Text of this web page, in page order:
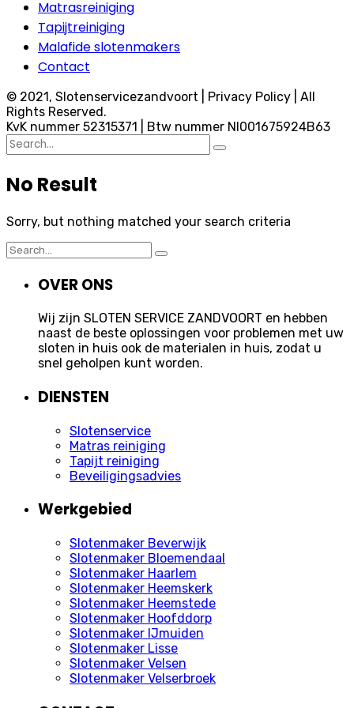
Matrasreiniging
Tapijtreiniging
Malafide slotenmakers
Contact
© 2021, Slotenservicezandvoort | Privacy Policy | All
Rights Reserved.
KvK nummer 52315371 | Btw nummer Nl001675924B63
Search
for:
No Result
Sorry, but nothing matched your search criteria
Search
for:
OVER ONS
Wij zijn SLOTEN SERVICE ZANDVOORT en hebben
naast de beste oplossingen voor problemen met uw
sloten in huis ook de materialen in huis, zodat u
snel geholpen kunt worden.
DIENSTEN
Slotenservice
Matras reiniging
Tapijt reiniging
Beveiligingsadvies
Werkgebied
Slotenmaker Beverwijk
Slotenmaker Bloemendaal
Slotenmaker Haarlem
Slotenmaker Heemskerk
Slotenmaker Heemstede
Slotenmaker Hoofddorp
Slotenmaker IJmuiden
Slotenmaker Lisse
Slotenmaker Velsen
Slotenmaker Velserbroek